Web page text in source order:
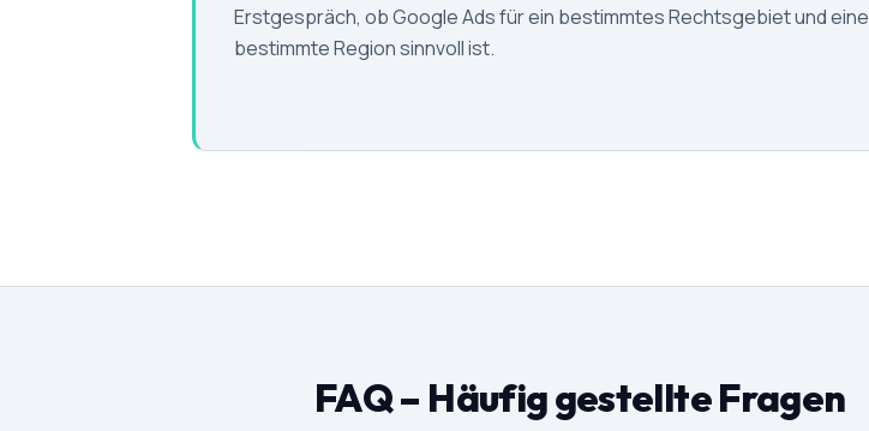
Erstgespräch, ob Google Ads für ein bestimmtes Rechtsgebiet und eine
bestimmte Region sinnvoll ist.
FAQ – Häufig gestellte Fragen